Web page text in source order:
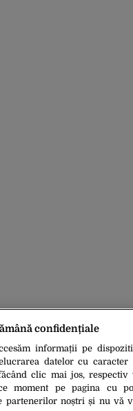
confidențiale
informații pe
datelor cu caracter
clic mai jos, respectiv
moment pe pagina cu
partenerilor noștri și nu vă